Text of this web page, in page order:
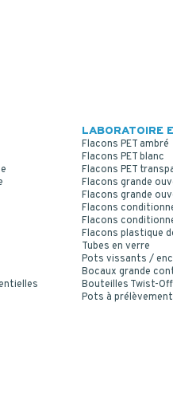
LABORATOIRE
Flacons PET ambré
Flacons PET blanc
Flacons PET
Flacons grande
Flacons grande
Flacons
Flacons
Flacons plastique
Tubes en verre
Pots vissants /
Bocaux grande
Bouteilles Twist-
Pots à prélèvement